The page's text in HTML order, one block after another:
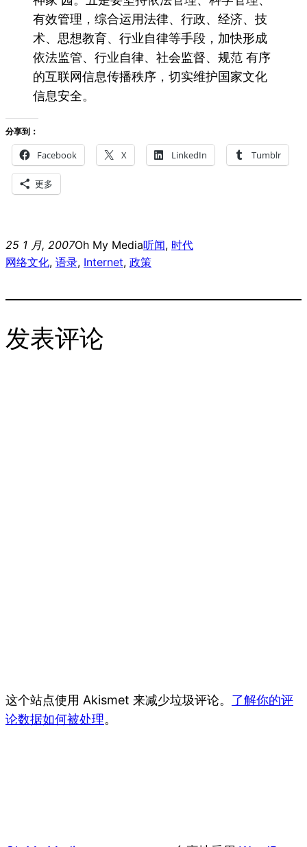
有效管理，综合运用法律、行政、经济、技
术、思想教育、行业自律等手段，加快形成
依法监管、行业自律、社会监督、规范 有序
的互联网信息传播秩序，切实维护国家文化
信息安全。
分享到：
Facebook X LinkedIn Tumblr
更多
25 1 月, 2007Oh My Media听闻, 时代
网络文化, 语录, Internet, 政策
发表评论
这个站点使用 Akismet 来减少垃圾评论。 了解你的评
论数据如何被处理。